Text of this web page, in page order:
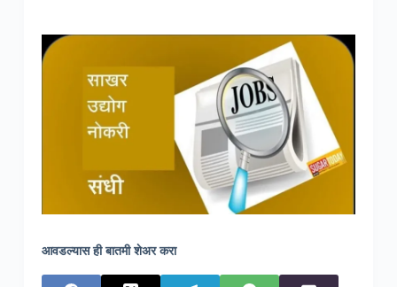
आवडल्यास ही बातमी शेअर करा